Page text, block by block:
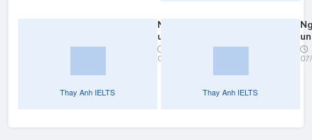
Nghe
unit 3:
nghe
part 3
07/04/2022